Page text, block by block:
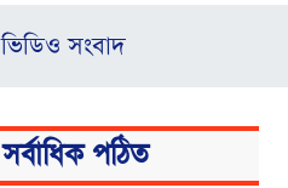
ভিডিও সংবাদ
সর্বাধিক পঠিত